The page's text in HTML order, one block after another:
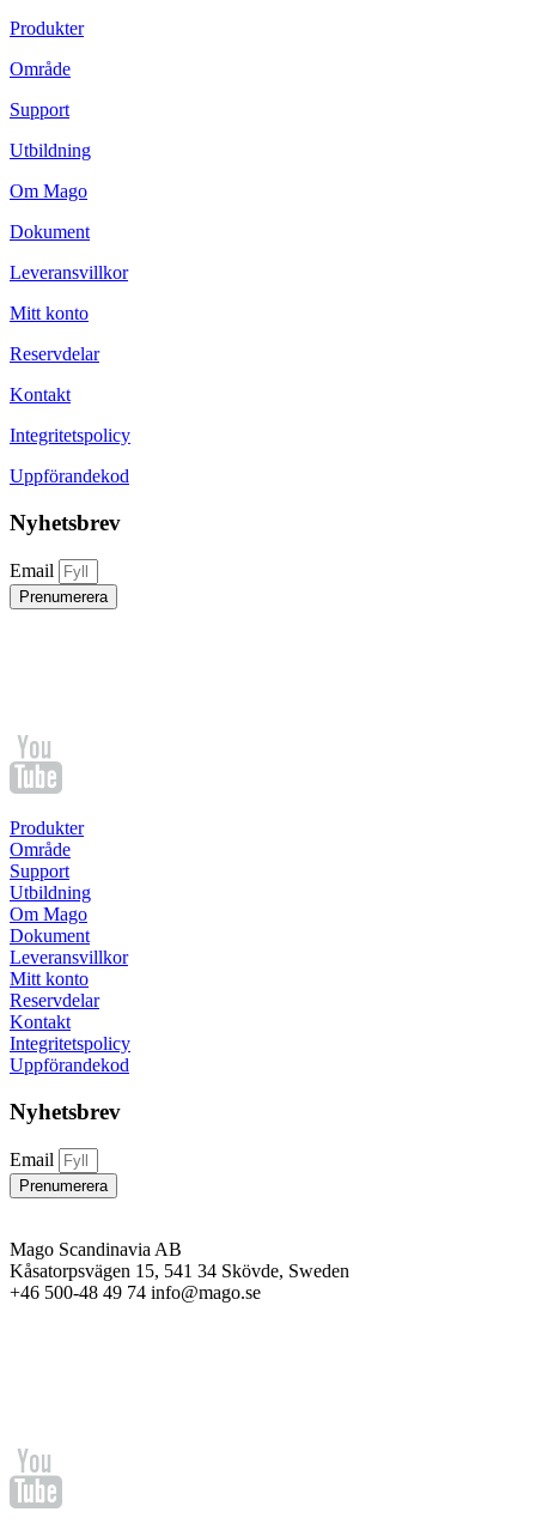
Produkter
Område
Support
Utbildning
Om Mago
Dokument
Leveransvillkor
Mitt konto
Reservdelar
Kontakt
Integritetspolicy
Uppförandekod
Nyhetsbrev
Email
Prenumerera
Produkter
Område
Support
Utbildning
Om Mago
Dokument
Leveransvillkor
Mitt konto
Reservdelar
Kontakt
Integritetspolicy
Uppförandekod
Nyhetsbrev
Email
Prenumerera
Mago Scandinavia AB
Kåsatorpsvägen 15, 541 34 Skövde, Sweden
+46 500-48 49 74 info@mago.se